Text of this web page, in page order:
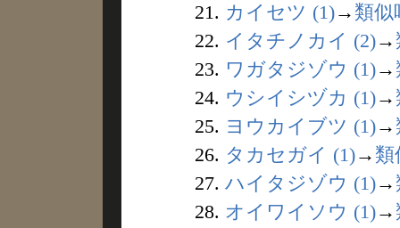
21. カイセツ (1)→ 類似
22. イタチノカイ (2)→
23. ワガタジゾウ (1)→
24. ウシイシヅカ (1)→
25. ヨウカイブツ (1)→
26. タカセガイ (1)→ 類
27. ハイタジゾウ (1)→
28. オイワイソウ (1)→